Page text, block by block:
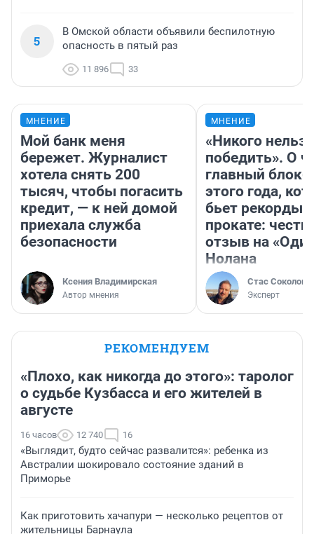
5
В Омской области объявили беспилотную
опасность в пятый раз
11 896 33
МНЕНИЕ
Мой банк меня
бережет. Журналист
хотела снять 200
тысяч, чтобы погасить
кредит, — к ней домой
приехала служба
безопасности
Ксения Владимирская
Автор мнения
МНЕНИЕ
«Никого нельзя
победить». О
главный
этого года,
бьет рекорды в
прокате:
отзыв на
Нолана
Стас Соколов
Эксперт
РЕКОМЕНДУЕМ
«Плохо, как никогда до этого»: таролог
о судьбе Кузбасса и его жителей в
августе
16 часов 12 740 16
«Выглядит, будто сейчас развалится»: ребенка из
Австралии шокировало состояние зданий в
Приморье
Как приготовить хачапури — несколько рецептов от
жительницы Барнаула